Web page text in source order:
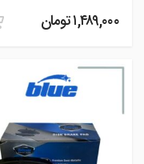
۱,۴۸۹,۰۰۰تومان